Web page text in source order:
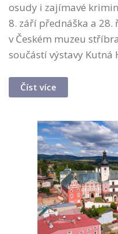
osudy i zajímavé
8. září přednáška a
v Českém muzeu
součástí výstavy Kutná
Číst více